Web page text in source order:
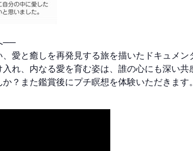
──
愛と癒しを再発見する旅を描いたドキュメン
れ、内なる愛を育む姿は、誰の心にも深い共
？また鑑賞後にプチ瞑想を体験いただきます。